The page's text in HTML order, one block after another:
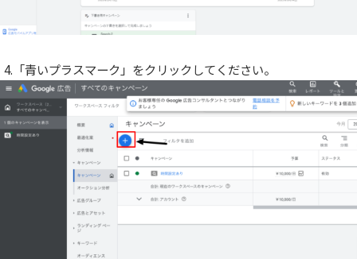
4.「青いプラスマーク」をクリックしてください。